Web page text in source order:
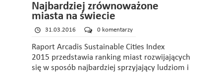
Najbardziej zrównoważone
miasta na świecie
31.03.2016 0 komentarzy
Raport Arcadis Sustainable Cities Index
2015 przedstawia ranking miast rozwijających
się w sposób najbardziej sprzyjający ludziom i